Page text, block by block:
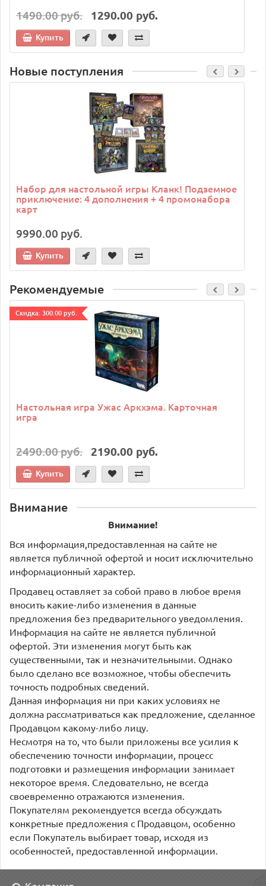
1490.00 руб. 1290.00 руб.
Купить
Новые поступления
Набор для настольной игры Кланк! Подземное
приключение: 4 дополнения + 4 промонабора
карт
9990.00 руб.
Купить
Рекомендуемые
Cкидка: 300.00 руб.
Настольная игра Ужас Аркхэма. Карточная
игра
2490.00 руб. 2190.00 руб.
Купить
Внимание
Внимание!
Вся информация,предоставленная на сайте не
является публичной офертой и носит исключительно
информационный характер.
Продавец оставляет за собой право в любое время
вносить какие-либо изменения в данные
предложения без предварительного уведомления.
Информация на сайте не является публичной
офертой. Эти изменения могут быть как
существенными, так и незначительными. Однако
было сделано все возможное, чтобы обеспечить
точность подробных сведений.
Данная информация ни при каких условиях не
должна рассматриваться как предложение, сделанное
Продавцом какому-либо лицу.
Несмотря на то, что были приложены все усилия к
обеспечению точности информации, процесс
подготовки и размещения информации занимает
некоторое время. Следовательно, не всегда
своевременно отражаются изменения.
Покупателям рекомендуется всегда обсуждать
конкретные предложения с Продавцом, особенно
если Покупатель выбирает товар, исходя из
особенностей, предоставленной информации.